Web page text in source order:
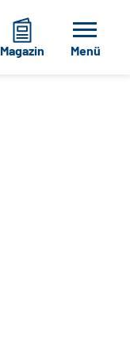
Magazin Menü